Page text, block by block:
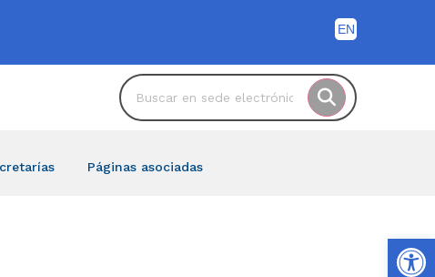
Páginas asociadas